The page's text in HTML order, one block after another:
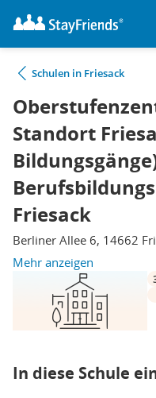
Schulen in Friesack
Standort
Friesack
Berliner Allee 6, 14662
Mehr anzeigen
In diese Schule